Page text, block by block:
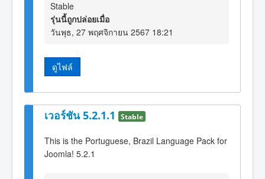
Stable
รุ่นนี้ถูกปล่อยเมื่อ
วันพุธ, 27 พฤศจิกายน 2567 18:21
ดูไฟล์
เวอร์ชัน 5.2.1.1 Stable
This is the Portuguese, Brazil Language Pack for
Joomla! 5.2.1